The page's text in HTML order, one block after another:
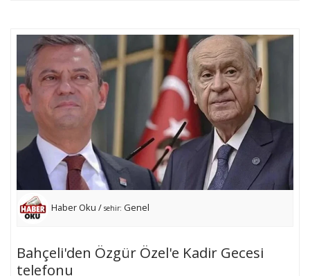
Haber Oku / sehir: Genel
Bahçeli'den Özgür Özel'e Kadir Gecesi
telefonu